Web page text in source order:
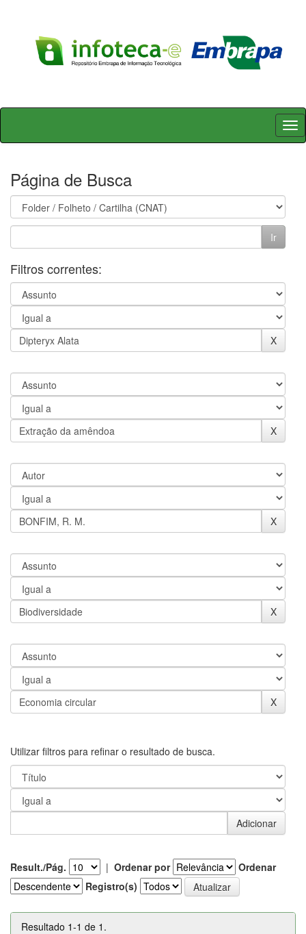
Skip
Página de Busca
Filtros correntes:
Utilizar filtros para refinar o resultado de busca.
Result./Pág. | Ordenar por
Ordenar
Registro(s)
Resultado 1-1 de 1.